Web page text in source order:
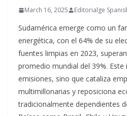
March 16, 2025 Editorialge
Sudamérica emerge como un
energética, con el 64% de su
fuentes limpias en 2023,
promedio mundial del 39%.
emisiones, sino que cataliza
multimillonarias y reposiciona
tradicionalmente dependientes